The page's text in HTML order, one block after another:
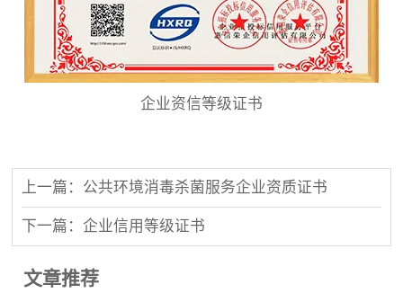
企业资信等级证书
上一篇：公共环境消毒杀菌服务企业资质证书
下一篇：企业信用等级证书
文章推荐